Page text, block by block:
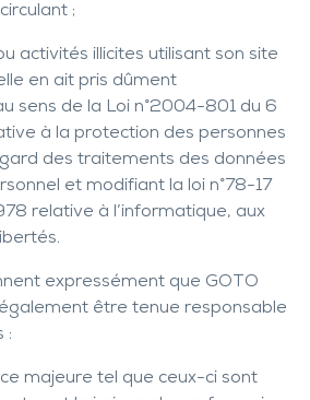
;
activités illicites utilisant son site
en ait pris dûment
sens de la Loi n°2004-801 du 6
à la protection des personnes
des traitements des données
et modifiant la loi n°78-17
relative à l’informatique, aux
expressément que GOTO
être tenue responsable
:
majeure tel que ceux-ci sont